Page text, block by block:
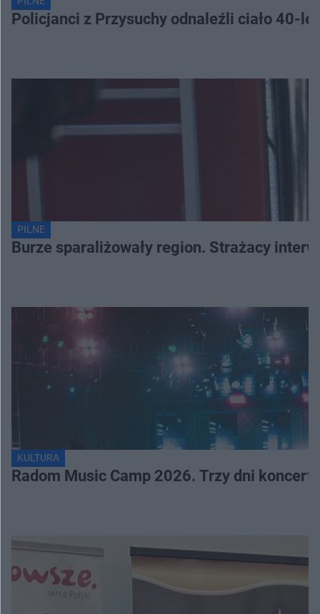
Policjanci z Przysuchy odnaleźli ciało 40-
PILNE
Burze sparaliżowały region. Strażacy
KULTURA
Radom Music Camp 2026. Trzy dni